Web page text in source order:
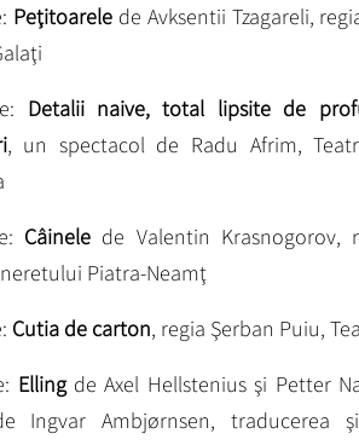
Peţitoarele de Avksentii Tzagareli,
Detalii naive, total lipsite de
, un spectacol de Radu Afrim,
Câinele de Valentin Krasnogorov,
Piatra-Neamţ
Cutia de carton, regia Şerban Puiu,
Elling de Axel Hellstenius şi Petter
Ingvar Ambjørnsen, traducerea